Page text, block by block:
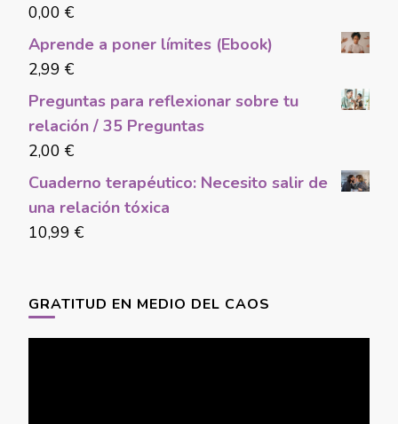
0,00 €
Aprende a poner límites (Ebook)
2,99 €
Preguntas para reflexionar sobre tu
relación / 35 Preguntas
2,00 €
Cuaderno terapéutico: Necesito salir de
una relación tóxica
10,99 €
GRATITUD EN MEDIO DEL CAOS